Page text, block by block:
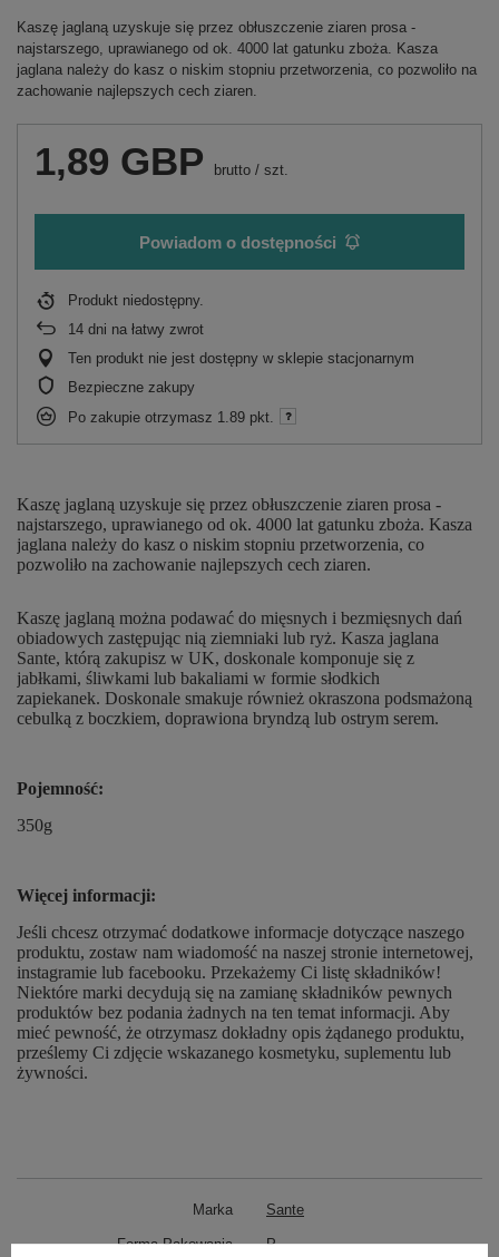
Kaszę jaglaną uzyskuje się przez obłuszczenie ziaren prosa -
najstarszego, uprawianego od ok. 4000 lat gatunku zboża. Kasza
jaglana należy do kasz o niskim stopniu przetworzenia, co pozwoliło na
zachowanie najlepszych cech ziaren.
1,89 GBP brutto / szt.
Powiadom o dostępności
Produkt niedostępny
14 dni na łatwy zwrot
Ten produkt nie jest dostępny w sklepie stacjonarnym
Bezpieczne zakupy
Po zakupie otrzymasz 1.89 pkt.
Kaszę jaglaną uzyskuje się przez obłuszczenie ziaren prosa -
najstarszego, uprawianego od ok. 4000 lat gatunku zboża. Kasza
jaglana należy do kasz o niskim stopniu przetworzenia, co
pozwoliło na zachowanie najlepszych cech ziaren.
Kaszę jaglaną można podawać do mięsnych i bezmięsnych dań
obiadowych zastępując nią ziemniaki lub ryż. Kasza jaglana
Sante, którą zakupisz w UK, doskonale komponuje się z
jabłkami, śliwkami lub bakaliami w formie słodkich
zapiekanek. Doskonale smakuje również okraszona podsmażoną
cebulką z boczkiem, doprawiona bryndzą lub ostrym serem.
Pojemność:
350g
Więcej informacji:
Jeśli chcesz otrzymać dodatkowe informacje dotyczące naszego
produktu, zostaw nam wiadomość na naszej stronie internetowej,
instagramie lub facebooku. Przekażemy Ci listę składników!
Niektóre marki decydują się na zamianę składników pewnych
produktów bez podania żadnych na ten temat informacji. Aby
mieć pewność, że otrzymasz dokładny opis żądanego produktu,
prześlemy Ci zdjęcie wskazanego kosmetyku, suplementu lub
żywności.
Marka Sante
Forma Pakowania P